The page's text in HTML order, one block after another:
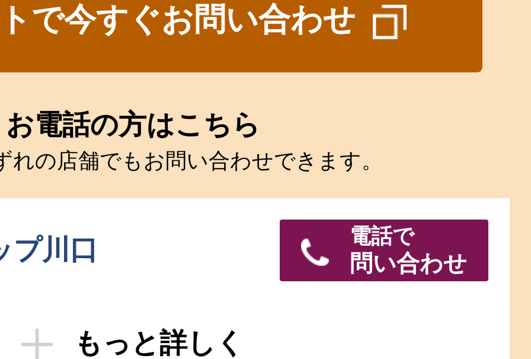
で今すぐお問い合わせ
お電話の方はこちら
の店舗でもお問い合わせできます。
プ川口 電話で
問い合わせ
もっと詳しく